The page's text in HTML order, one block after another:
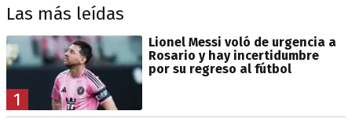
Las más leídas
1
Lionel Messi voló de urgencia a
Rosario y hay incertidumbre
por su regreso al fútbol